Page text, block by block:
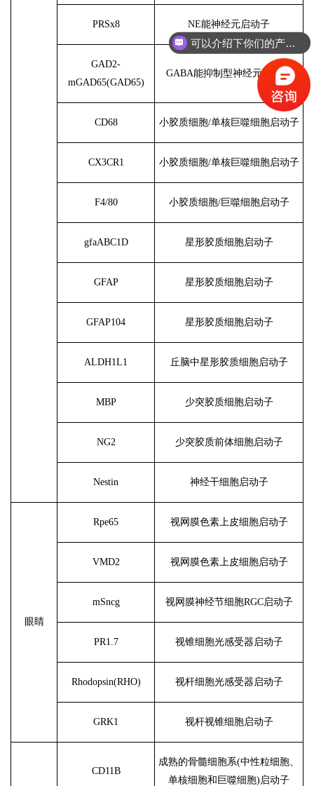
PRSx8 NE能神经元启动子
GAD2-
mGAD65(GAD65)
GABA能抑制型神经元启动子
CD68 小胶质细胞/单核巨噬细胞启动子
CX3CR1 小胶质细胞/单核巨噬细胞启动子
F4/80 小胶质细胞/巨噬细胞启动子
gfaABC1D 星形胶质细胞启动子
GFAP 星形胶质细胞启动子
GFAP104 星形胶质细胞启动子
ALDH1L1 丘脑中星形胶质细胞启动子
MBP 少突胶质细胞启动子
NG2 少突胶质前体细胞启动子
Nestin 神经干细胞启动子
眼睛
Rpe65 视网膜色素上皮细胞启动子
VMD2 视网膜色素上皮细胞启动子
mSncg 视网膜神经节细胞RGC启动子
PR1.7 视锥细胞光感受器启动子
Rhodopsin(RHO) 视杆细胞光感受器启动子
GRK1 视杆视锥细胞启动子
CD11B
成熟的骨髓细胞系(中性粒细胞、
单核细胞和巨噬细胞)启动子
可以介绍下你们的产品么？